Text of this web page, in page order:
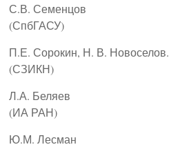
С.В. Семенцов
(СпбГАСУ)
П.Е. Сорокин, Н. В. Новоселов.
(СЗИКН)
Л.А. Беляев
(ИА РАН)
Ю.М. Лесман